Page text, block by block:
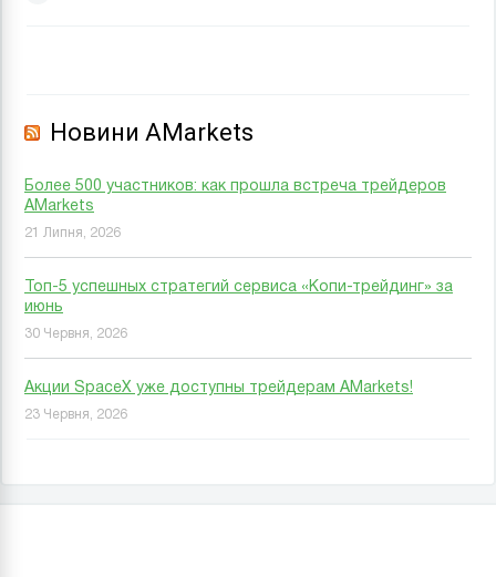
Новини AMarkets
Более 500 участников: как прошла встреча трейдеров
AMarkets
21 Липня, 2026
Топ-5 успешных стратегий сервиса «Копи-трейдинг» за
июнь
30 Червня, 2026
Акции SpaceX уже доступны трейдерам AMarkets!
23 Червня, 2026